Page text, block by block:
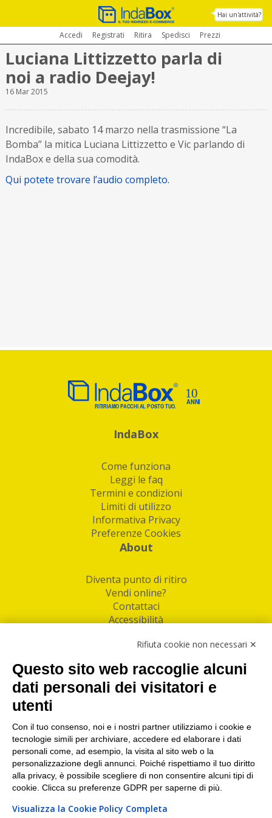
Hai un'attività?
Accedi Registrati Ritira Spedisci Prezzi
Luciana Littizzetto parla di
noi a radio Deejay!
16 Mar 2015
Incredibile, sabato 14 marzo nella trasmissione “La
Bomba” la mitica Luciana Littizzetto e Vic parlando di
IndaBox e della sua comodità.
Qui potete trovare l’audio completo.
IndaBox
Come funziona
Leggi le faq
Termini e condizioni
Limiti di utilizzo
Informativa Privacy
Preferenze Cookies
About
Diventa punto di ritiro
Vendi online?
Contattaci
Accessibilità
Facebook
Linkedin
I nostri punti di ritiro e spedizione pacchi nelle
maggiori città italiane
Torino|Milano|Roma|Bologna|Firenze| Genova
Napoli|Varese
Rifiuta cookie non necessari ✕
Questo sito web raccoglie alcuni
dati personali dei visitatori e
utenti
Con il tuo consenso, noi e i nostri partner utilizziamo i cookie e
tecnologie simili per archiviare, accedere ed elaborare i dati
personali come, ad esempio, la visita al sito web o la
personalizzazione degli annunci. Poiché rispettiamo il tuo diritto
alla privacy, è possibile scegliere di non consentire alcuni tipi di
cookie. Clicca su preferenze GDPR per saperne di più.
Visualizza la Cookie Policy Completa